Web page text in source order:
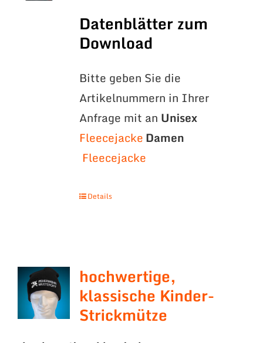
Datenblätter zum
Download
Bitte geben Sie die
Artikelnummern in Ihrer
Anfrage mit an Unisex
FleecejackeDamen
Fleecejacke
Details
hochwertige,
klassische Kinder-
Strickmütze